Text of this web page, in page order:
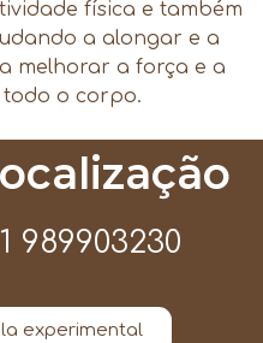
física e também
a alongar e a
melhorar a força e a
o corpo.
989903230
experimental